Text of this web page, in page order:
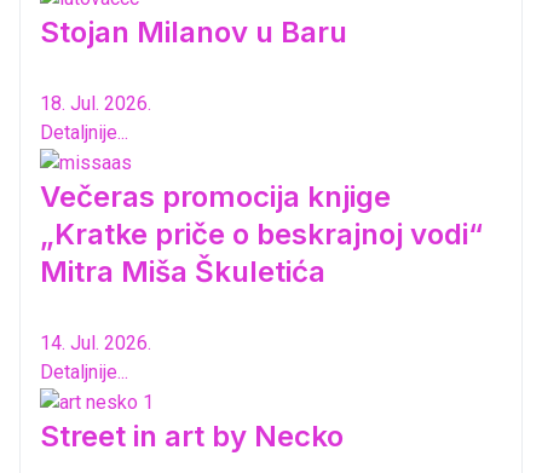
Stojan Milanov u Baru
18. Jul. 2026.
Detaljnije...
Večeras promocija knjige
„Kratke priče o beskrajnoj vodi“
Mitra Miša Škuletića
14. Jul. 2026.
Detaljnije...
Street in art by Necko